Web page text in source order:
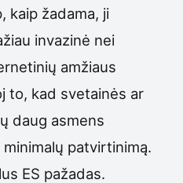
kaip žadama, ji
invazinė nei
amžiaus
to, kad svetainės ar
daug asmens
patvirtinimą.
ES pažadas.